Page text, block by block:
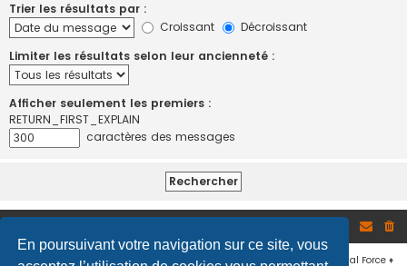
En poursuivant votre navigation sur ce site, vous
Trier les résultats par :
Croissant
Décroissant
Limiter les résultats selon leur ancienneté :
Afficher seulement les premiers :
RETURN_FIRST_EXPLAIN
caractères des messages
Développé par phpBB® Forum Software © phpBB Limited♦ © 2019Virtual Force ♦